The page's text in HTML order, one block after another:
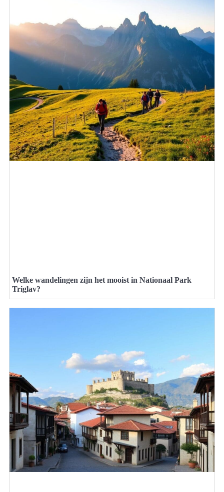
Welke wandelingen zijn het mooist in Nationaal Park
Triglav?